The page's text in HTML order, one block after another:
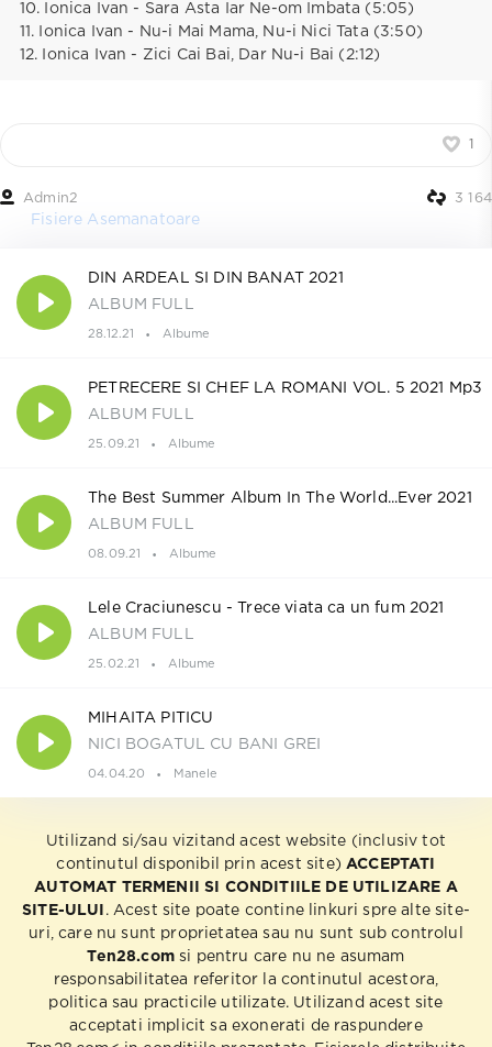
10. Ionica Ivan - Sara Asta Iar Ne-om Imbata (5:05)
11. Ionica Ivan - Nu-i Mai Mama, Nu-i Nici Tata (3:50)
12. Ionica Ivan - Zici Cai Bai, Dar Nu-i Bai (2:12)
1
Admin2 3 164
Fisiere Asemanatoare
DIN ARDEAL SI DIN BANAT 2021
ALBUM FULL
28.12.21 Albume
PETRECERE SI CHEF LA ROMANI VOL. 5 2021 Mp3
ALBUM FULL
25.09.21 Albume
The Best Summer Album In The World...Ever 2021
ALBUM FULL
08.09.21 Albume
Lele Craciunescu - Trece viata ca un fum 2021
ALBUM FULL
25.02.21 Albume
MIHAITA PITICU
NICI BOGATUL CU BANI GREI
04.04.20 Manele
Utilizand si/sau vizitand acest website (inclusiv tot
continutul disponibil prin acest site) ACCEPTATI
AUTOMAT TERMENII SI CONDITIILE DE UTILIZARE A
SITE-ULUI
. Acest site poate contine linkuri spre alte site-
uri, care nu sunt proprietatea sau nu sunt sub controlul
Ten28.comsi pentru care nu ne asumam
responsabilitatea referitor la continutul acestora,
politica sau practicile utilizate. Utilizand acest site
acceptati implicit sa exonerati de raspundere